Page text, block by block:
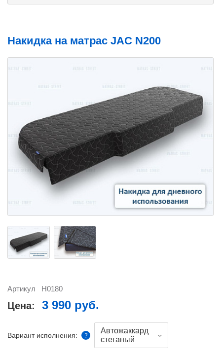
Накидка на матрас JAC N200
Артикул Н0180
Цена: 3 990 руб.
Вариант исполнения:
Автожаккард
стеганый